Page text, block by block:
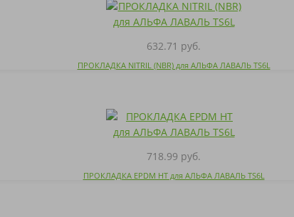
632.71 руб.
ПРОКЛАДКА NITRIL (NBR) для АЛЬФА ЛАВАЛЬ TS6L
718.99 руб.
ПРОКЛАДКА EPDM HT для АЛЬФА ЛАВАЛЬ TS6L